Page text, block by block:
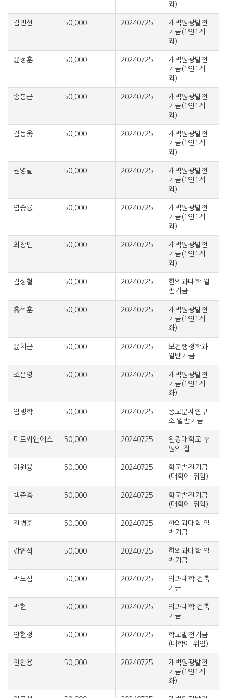
좌)
김민선 50,000 20240725
개벽원광발전
기금(1인1계
좌)
윤정훈 50,000 20240725
개벽원광발전
기금(1인1계
좌)
송봉근 50,000 20240725
개벽원광발전
기금(1인1계
좌)
김동웅 50,000 20240725
개벽원광발전
기금(1인1계
좌)
권영달 50,000 20240725
개벽원광발전
기금(1인1계
좌)
염승룡 50,000 20240725
개벽원광발전
기금(1인1계
좌)
최창민 50,000 20240725
개벽원광발전
기금(1인1계
좌)
김성철 50,000 20240725
한의과대학 일
반기금
홍석훈 50,000 20240725
개벽원광발전
기금(1인1계
좌)
윤치근 50,000 20240725
보건행정학과
일반기금
조은영 50,000 20240725
개벽원광발전
기금(1인1계
좌)
임병학 50,000 20240725
종교문제연구
소 일반기금
미르씨앤에스 50,000 20240725
원광대학교 후
원의 집
이원융 50,000 20240725
학교발전기금
(대학에 위임)
백준흠 50,000 20240725
학교발전기금
(대학에 위임)
전병훈 50,000 20240725
한의과대학 일
반기금
강연석 50,000 20240725
한의과대학 일
반기금
박도심 50,000 20240725
의과대학 건축
기금
박현 50,000 20240725
의과대학 건축
기금
안현정 50,000 20240725
학교발전기금
(대학에 위임)
진찬용 50,000 20240725
개벽원광발전
기금(1인1계
좌)